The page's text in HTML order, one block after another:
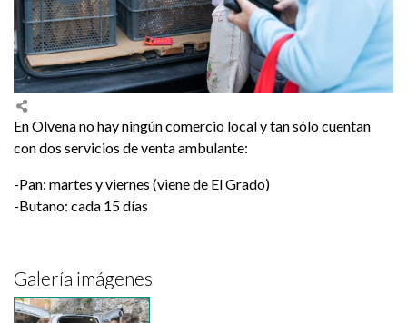
En Olvena no hay ningún comercio local y tan sólo cuentan
con dos servicios de venta ambulante:
-Pan: martes y viernes (viene de El Grado)
-Butano: cada 15 días
Galería imágenes